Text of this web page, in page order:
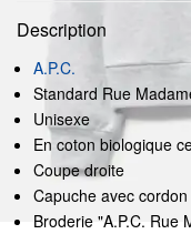
Description
A.P.C.
Standard Rue
Unisexe
En coton biologique
Coupe droite
Capuche avec
Broderie "A.P.C.